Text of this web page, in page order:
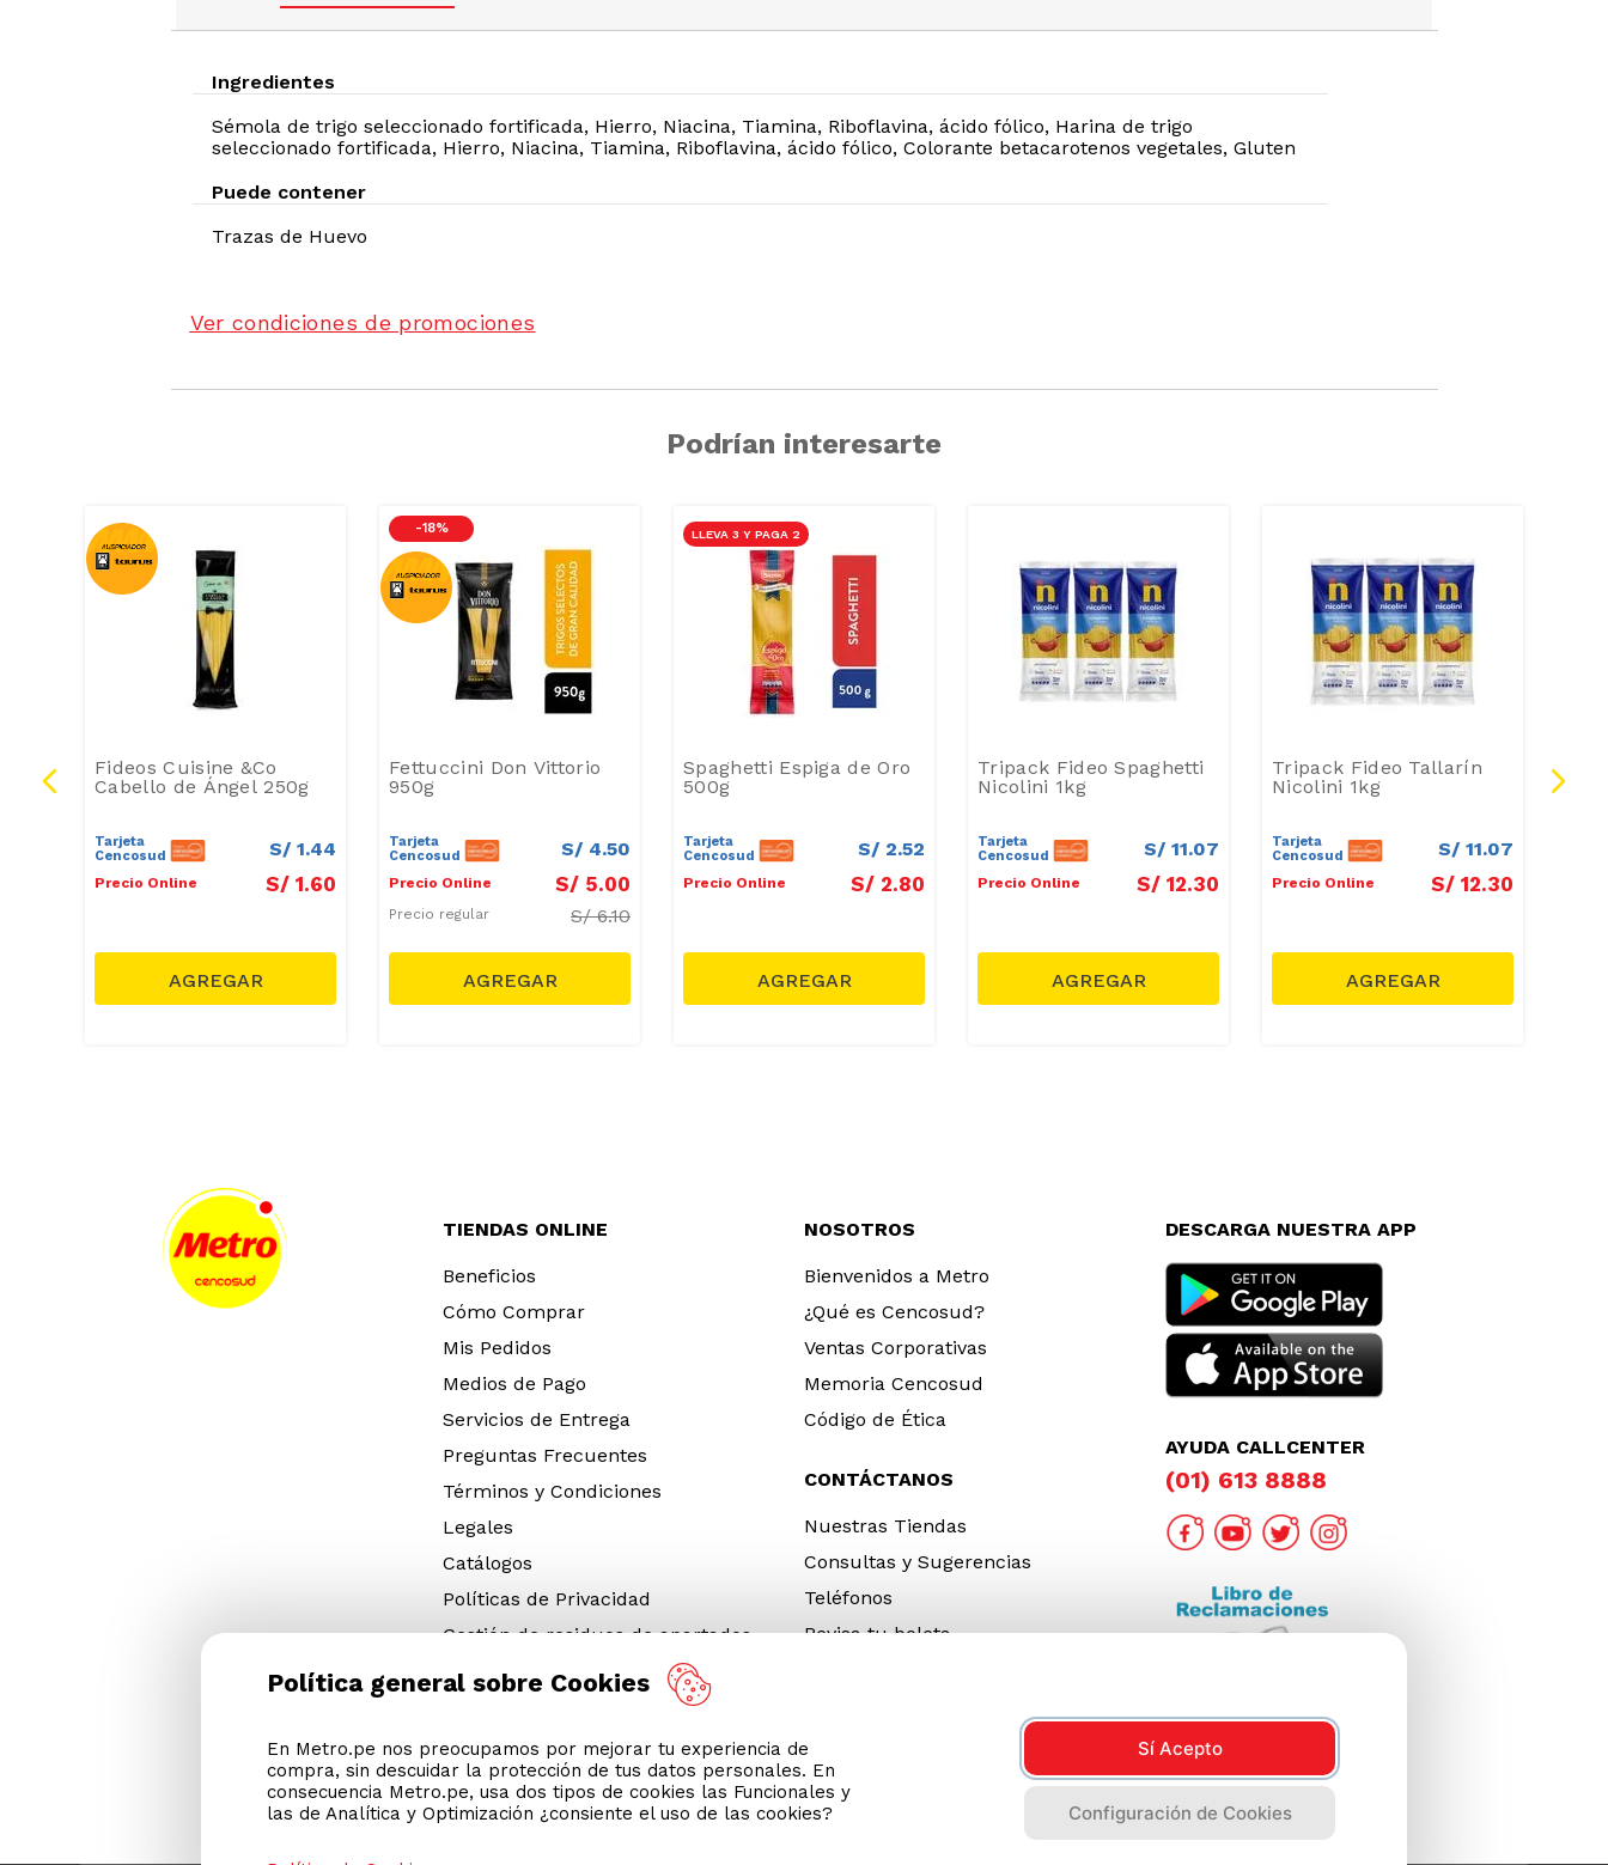
Ingredientes
Sémola de trigo seleccionado fortificada, Hierro, Niacina, Tiamina, Riboflavina, ácido fólico, Harina de trigo
seleccionado fortificada, Hierro, Niacina, Tiamina, Riboflavina, ácido fólico, Colorante betacarotenos vegetales, Gluten
Puede contener
Trazas de Huevo
Ver condiciones de promociones
Podrían interesarte
Fideos Cuisine &Co
Cabello de Ángel 250g
Tarjeta
Cencosud
S/ 1.44
Precio Online S/ 1.60
-18 %
Fettuccini Don Vittorio
950g
Tarjeta
Cencosud
S/ 4.50
Precio Online S/ 5.00
Precio regular S/6.10
LLEVA 3 Y PAGA 2
Spaghetti Espiga de Oro
500g
Tarjeta
Cencosud
S/ 2.52
Precio Online S/ 2.80
Tripack Fideo Spaghetti
Nicolini 1kg
Tarjeta
Cencosud
S/ 11.07
Precio Online S/ 12.30
Tripack Fideo Tallarín
Nicolini 1kg
Tarjeta
Cencosud
S/ 11.07
Precio Online S/ 12.30
TIENDAS ONLINE
Beneficios
Cómo Comprar
Mis Pedidos
Medios de Pago
Servicios de Entrega
Preguntas Frecuentes
Términos y Condiciones
Legales
Catálogos
Políticas de Privacidad
Gestión de residuos de apartados
Gestión de Neumáticos Fuera de Uso
Descargar App
Cyber Metro 2026
NOSOTROS
Bienvenidos a Metro
¿Qué es Cencosud?
Ventas Corporativas
Memoria Cencosud
Código de Ética
CONTÁCTANOS
Nuestras Tiendas
Consultas y Sugerencias
Teléfonos
Revisa tu boleta
DESCARGA NUESTRA APP
AYUDA CALLCENTER
(01) 613 8888
Política general sobre Cookies
En Metro.pe nos preocupamos por mejorar tu experiencia de
compra, sin descuidar la protección de tus datos personales. En
consecuencia Metro.pe, usa dos tipos de cookies las Funcionales y
las de Analítica y Optimización ¿consiente el uso de las cookies?
Sí Acepto
Configuración de Cookies